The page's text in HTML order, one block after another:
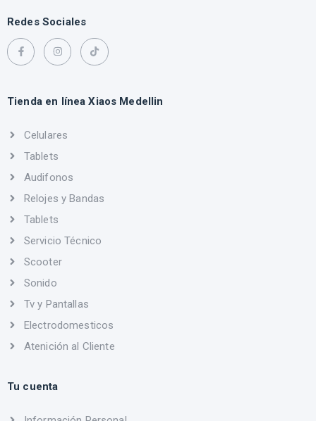
Redes Sociales
Tienda en línea Xiaos Medellin
Celulares
Tablets
Audifonos
Relojes y Bandas
Tablets
Servicio Técnico
Scooter
Sonido
Tv y Pantallas
Electrodomesticos
Atenición al Cliente
Tu cuenta